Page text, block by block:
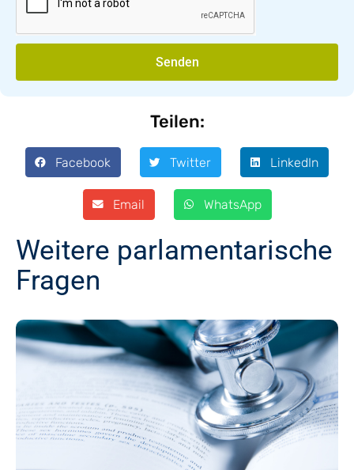
Senden
Teilen:
Facebook Twitter LinkedIn
Email WhatsApp
Weitere parlamentarische
Fragen